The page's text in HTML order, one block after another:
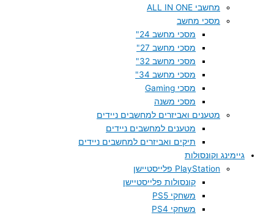
מחשבי ALL IN ONE
מסכי מחשב
מסכי מחשב 24"
מסכי מחשב 27"
מסכי מחשב 32"
מסכי מחשב 34"
מסכי Gaming
מסכי משנה
מטענים ואביזרים למחשבים ניידים
מטענים למחשבים ניידים
תיקים ואביזרים למחשבים ניידים
גיימינג וקונסולות
PlayStation פלייסטיישן
קונסולות פלייסטיישן
משחקי PS5
משחקי PS4